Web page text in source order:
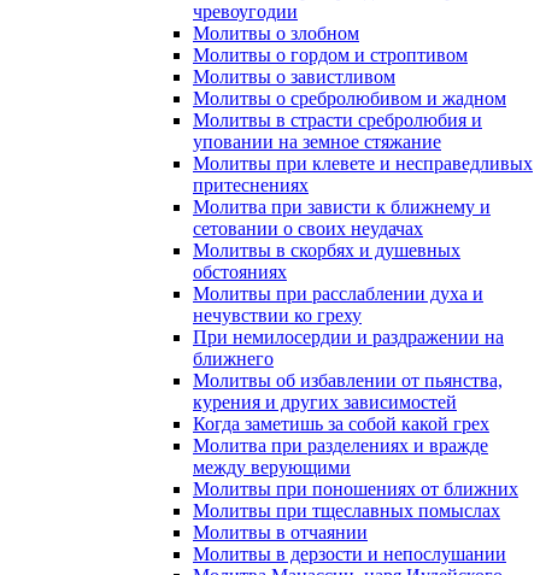
чревоугодии
Молитвы о злобном
Молитвы о гордом и строптивом
Молитвы о завистливом
Молитвы о сребролюбивом и жадном
Молитвы в страсти сребролюбия и
уповании на земное стяжание
Молитвы при клевете и несправедливых
притеснениях
Молитва при зависти к ближнему и
сетовании о своих неудачах
Молитвы в скорбях и душевных
обстояниях
Молитвы при расслаблении духа и
нечувствии ко греху
При немилосердии и раздражении на
ближнего
Молитвы об избавлении от пьянства,
курения и других зависимостей
Когда заметишь за собой какой грех
Молитва при разделениях и вражде
между верующими
Молитвы при поношениях от ближних
Молитвы при тщеславных помыслах
Молитвы в отчаянии
Молитвы в дерзости и непослушании